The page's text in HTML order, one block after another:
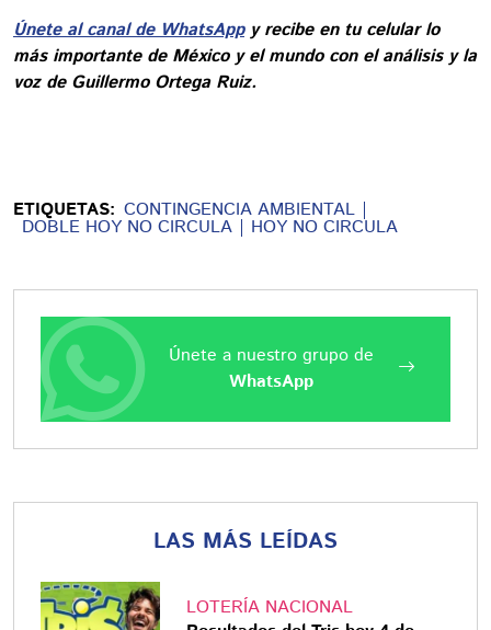
Únete al canal de WhatsAppy recibe en tu celular lo
más importante de México y el mundo con el análisis y la
voz de Guillermo Ortega Ruiz.
ETIQUETAS: CONTINGENCIA AMBIENTAL
DOBLE HOY NO CIRCULA HOY NO CIRCULA
Únete a nuestro grupo de
WhatsApp
LAS MÁS LEÍDAS
LOTERÍA NACIONAL